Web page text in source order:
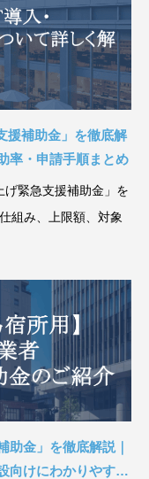
援補助金」を徹底解
率・申請手順まとめ
緊急支援補助金」を
組み、上限額、対象
金」を徹底解説｜
向けにわかりやすく